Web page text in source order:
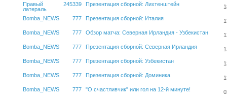
Правый
латераль
245339 Презентация сборной: Лихтенштейн
Bomba_NEWS
777 Презентация сборной: Италия
Bomba_NEWS
777 Обзор матча: Северная Ирландия - Узбекистан
Bomba_NEWS
777 Презентация сборной: Северная Ирландия
Bomba_NEWS
777 Презентация сборной: Узбекистан
Bomba_NEWS
777 Презентация сборной: Доминика
Bomba_NEWS
777 "О счастливчик" или гол на 12-й минуте!